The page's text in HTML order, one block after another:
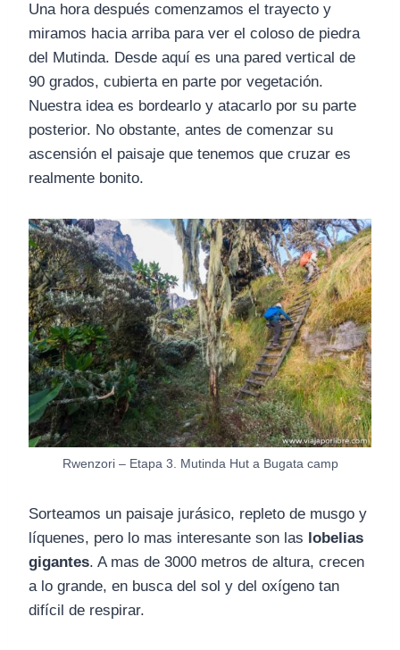
Una hora después comenzamos el trayecto y
miramos hacia arriba para ver el coloso de piedra
del Mutinda. Desde aquí es una pared vertical de
90 grados, cubierta en parte por vegetación.
Nuestra idea es bordearlo y atacarlo por su parte
posterior. No obstante, antes de comenzar su
ascensión el paisaje que tenemos que cruzar es
realmente bonito.
Rwenzori – Etapa 3. Mutinda Hut a Bugata camp
Sorteamos un paisaje jurásico, repleto de musgo y
líquenes, pero lo mas interesante son las lobelias
gigantes. A mas de 3000 metros de altura, crecen
a lo grande, en busca del sol y del oxígeno tan
difícil de respirar.